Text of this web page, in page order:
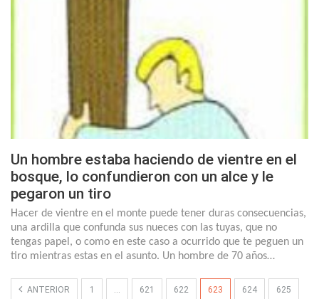
Un hombre estaba haciendo de vientre en el
bosque, lo confundieron con un alce y le
pegaron un tiro
Hacer de vientre en el monte puede tener duras consecuencias,
una ardilla que confunda sus nueces con las tuyas, que no
tengas papel, o como en este caso a ocurrido que te peguen un
tiro mientras estas en el asunto. Un hombre de 70 años…
ANTERIOR 1 … 621 622 623 624 625